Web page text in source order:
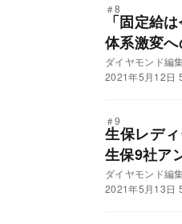
＃8
「固定給
体系激変
ダイヤモンド編
2021年5月12日
＃9
生保レデ
生保9社ア
ダイヤモンド編
2021年5月13日